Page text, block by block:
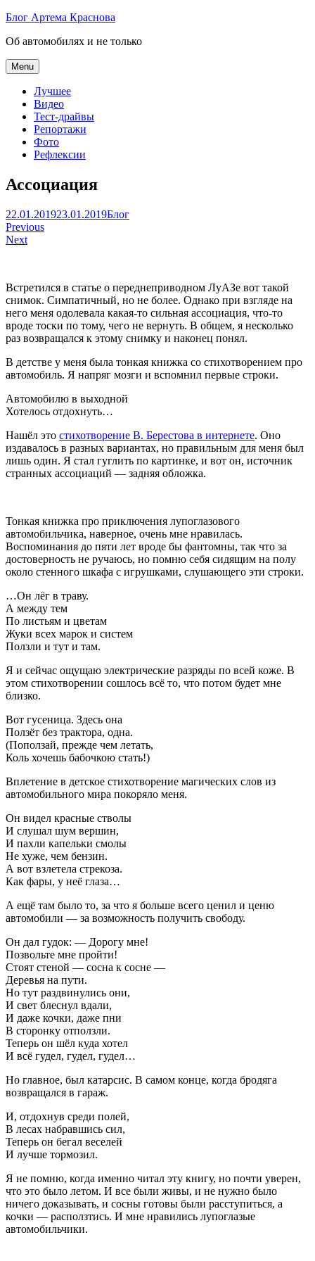
Skip
content
Блог Артема Краснова
Об автомобилях и не только
Menu
Лучшее
Видео
Тест-драйвы
Репортажи
Фото
Рефлексии
Ассоциация
Артем
Краснов
22.01.201923.01.2019Блог
Навигация
по
Previous
Next
Встретился в статье о переднеприводном ЛуАЗе вот такой
снимок. Симпатичный, но не более. Однако при взгляде на
него меня одолевала какая-то сильная ассоциация, что-то
вроде тоски по тому, чего не вернуть. В общем, я несколько
раз возвращался к этому снимку и наконец понял.
В детстве у меня была тонкая книжка со стихотворением про
автомобиль. Я напряг мозги и вспомнил первые строки.
Автомобилю в выходной
Хотелось отдохнуть…
Нашёл это стихотворение В. Берестова в интернете. Оно
издавалось в разных вариантах, но правильным для меня был
лишь один. Я стал гуглить по картинке, и вот он, источник
странных ассоциаций — задняя обложка.
Тонкая книжка про приключения лупоглазового
автомобильчика, наверное, очень мне нравилась.
Воспоминания до пяти лет вроде бы фантомны, так что за
достоверность не ручаюсь, но помню себя сидящим на полу
около стенного шкафа с игрушками, слушающего эти строки.
…Он лёг в траву.
А между тем
По листьям и цветам
Жуки всех марок и систем
Ползли и тут и там.
Я и сейчас ощущаю электрические разряды по всей коже. В
этом стихотворении сошлось всё то, что потом будет мне
близко.
Вот гусеница. Здесь она
Ползёт без трактора, одна.
(Поползай, прежде чем летать,
Коль хочешь бабочкою стать!)
Вплетение в детское стихотворение магических слов из
автомобильного мира покоряло меня.
Он видел красные стволы
И слушал шум вершин,
И пахли капельки смолы
Не хуже, чем бензин.
А вот взлетела стрекоза.
Как фары, у неё глаза…
А ещё там было то, за что я больше всего ценил и ценю
автомобили — за возможность получить свободу.
Он дал гудок: — Дорогу мне!
Позвольте мне пройти!
Стоят стеной — сосна к сосне —
Деревья на пути.
Но тут раздвинулись они,
И свет блеснул вдали,
И даже кочки, даже пни
В сторонку отползли.
Теперь он шёл куда хотел
И всё гудел, гудел, гудел…
Но главное, был катарсис. В самом конце, когда бродяга
возвращался в гараж.
И, отдохнув среди полей,
В лесах набравшись сил,
Теперь он бегал веселей
И лучше тормозил.
Я не помню, когда именно читал эту книгу, но почти уверен,
что это было летом. И все были живы, и не нужно было
ничего доказывать, и сосны готовы были расступиться, а
кочки — расползтись. И мне нравились лупоглазые
автомобильчики.